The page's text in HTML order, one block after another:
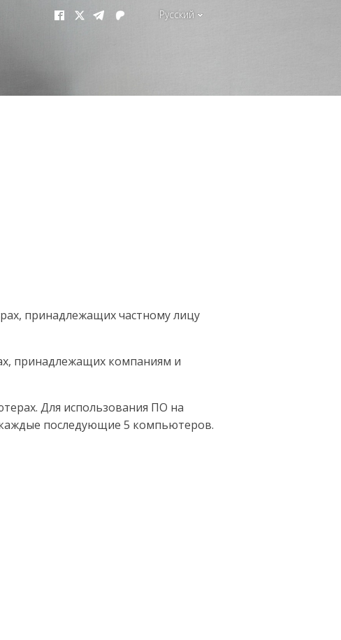
Русский
принадлежащих частному лицу
принадлежащих компаниям и
Для использования ПО на
последующие 5 компьютеров.